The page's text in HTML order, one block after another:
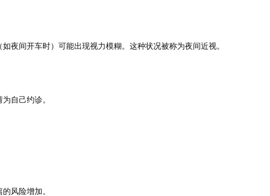
夜间开车时）可能出现视力模糊。这种状况被称为夜间近视。
自己约诊。
风险增加。